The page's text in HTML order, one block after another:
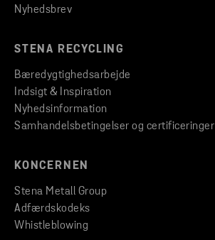
Nyhedsbrev
STENA RECYCLING
Bæredygtighedsarbejde
Indsigt & Inspiration
Nyhedsinformation
Samhandelsbetingelser og certificeringer
KONCERNEN
Stena Metall Group
Adfærdskodeks
Whistleblowing